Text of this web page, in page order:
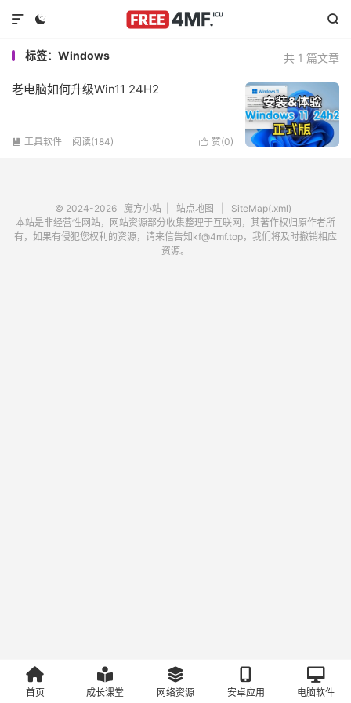
 

共 1 篇文章
标签：Windows
老电脑如何升级Win11 24H2
 赞(0)
 工具软件 阅读(184)
© 2024-2026 魔方小站 站点地图
SiteMap(.xml)
本站是非经营性网站，网站资源部分收集整理于互联网，其著作权归原作者所
有，如果有侵犯您权利的资源，请来信告知kf@4mf.top，我们将及时撤销相应
资源。
首页 成长课堂 网络资源 安卓应用 电脑软件